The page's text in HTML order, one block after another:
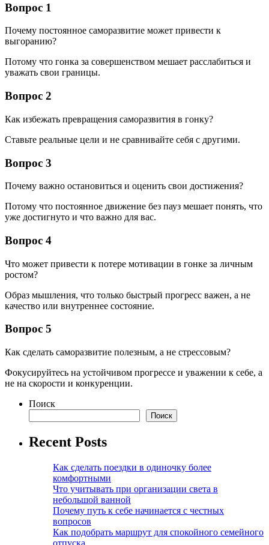
Вопрос 1
Почему постоянное саморазвитие может привести к
выгоранию?
Потому что гонка за совершенством мешает расслабиться и
уважать свои границы.
Вопрос 2
Как избежать превращения саморазвития в гонку?
Ставьте реальные цели и не сравнивайте себя с другими.
Вопрос 3
Почему важно остановиться и оценить свои достижения?
Потому что постоянное движение без пауз мешает понять, что
уже достигнуто и что важно для вас.
Вопрос 4
Что может привести к потере мотивации в гонке за личным
ростом?
Образ мышления, что только быстрый прогресс важен, а не
качество или внутреннее состояние.
Вопрос 5
Как сделать саморазвитие полезным, а не стрессовым?
Фокусируйтесь на устойчивом прогрессе и уважении к себе, а
не на скорости и конкуренции.
Поиск
Поиск
Recent Posts
Как сделать поездки в одиночку более
комфортными
Что учитывать при организации света в
небольшой ванной
Почему путь к себе начинается с честных
вопросов
Как подобрать маршрут для спокойного семейного
отпуска